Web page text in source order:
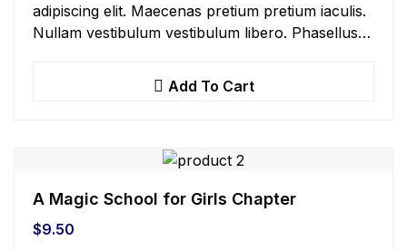
adipiscing elit. Maecenas pretium pretium iaculis.
Nullam vestibulum vestibulum libero. Phasellus
Add To Cart
A Magic School for Girls Chapter
$9.50